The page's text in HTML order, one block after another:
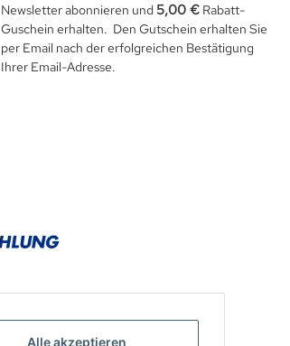
Alle akzeptieren
Newsletter abonnieren und 5,00 € Rabatt-
Guschein erhalten. Den Gutschein erhalten Sie
per Email nach der erfolgreichen Bestätigung
Ihrer Email-Adresse.